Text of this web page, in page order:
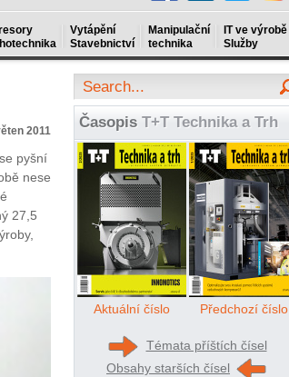
Vytápění
Stavebnictví
Manipulační
technika
IT ve výrobě
Služby
2011
pyšní
nese
27,5
Časopis T+T Technika a Trh
Aktuální číslo Předchozí číslo
Témata příštích čísel
Obsahy starších čísel